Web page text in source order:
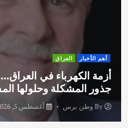
أهم الأخبار العراق
الكهرباء في العراق…
المشكلة وحلولها
وطن برس أغسطس 5, 2026